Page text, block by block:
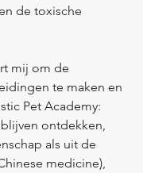
de toxische
mij om de
te maken en
Pet Academy:
ontdekken,
als uit de
medicine),